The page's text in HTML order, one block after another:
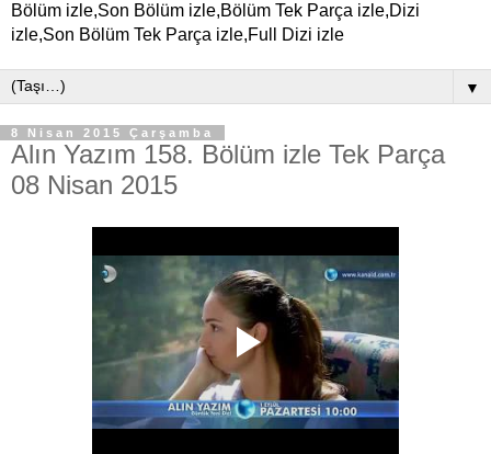
Bölüm izle,Son Bölüm izle,Bölüm Tek Parça izle,Dizi
izle,Son Bölüm Tek Parça izle,Full Dizi izle
▼
8 Nisan 2015 Çarşamba
Alın Yazım 158. Bölüm izle Tek Parça
08 Nisan 2015